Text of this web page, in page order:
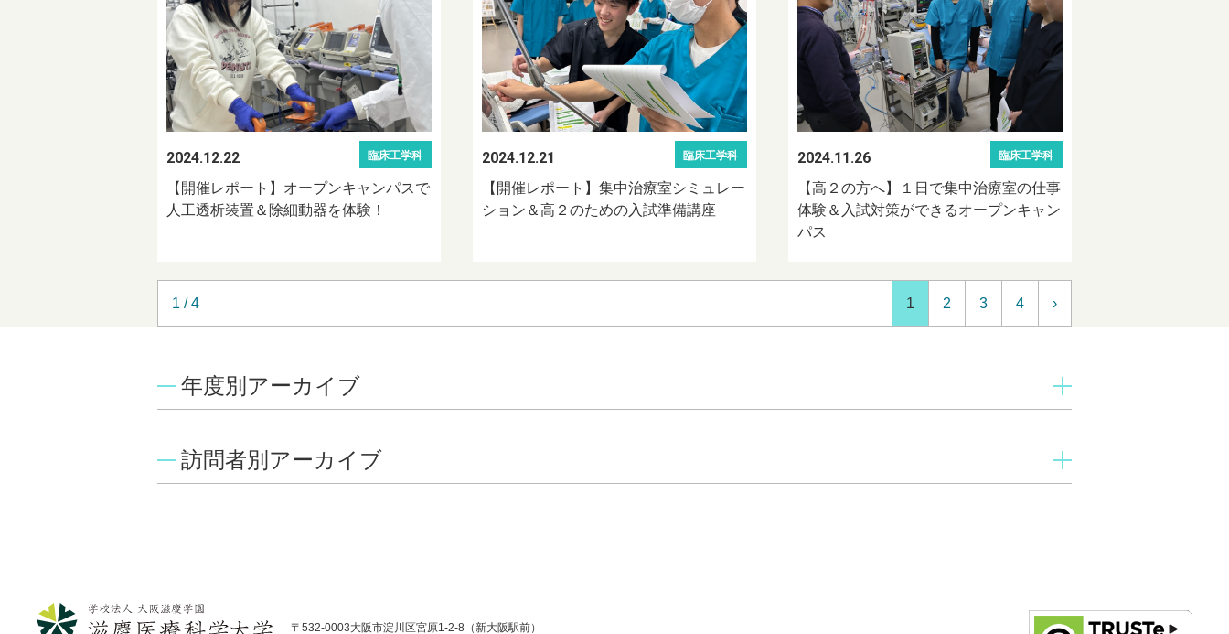
2024.12.22 臨床工学科
【開催レポート】オープンキャンパスで
人工透析装置＆除細動器を体験！
2024.12.21 臨床工学科
【開催レポート】集中治療室シミュレー
ション＆高２のための入試準備講座
2024.11.26 臨床工学科
【高２の方へ】１日で集中治療室の仕事
体験＆入試対策ができるオープンキャン
パス
1 / 4 1 2 3 4 ›
年度別アーカイブ
訪問者別アーカイブ
〒532-0003大阪市淀川区宮原1-2-8（新大阪駅前）